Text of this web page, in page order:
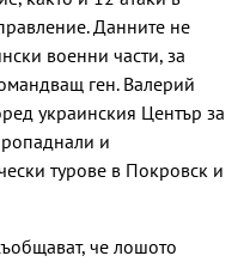
Данните не
военни части, за
ген. Валерий
украинския Център за
и
турове в Покровск и
че лошото